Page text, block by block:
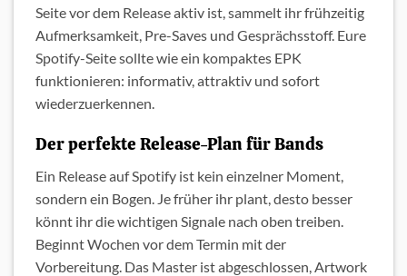
Seite vor dem Release aktiv ist, sammelt ihr frühzeitig
Aufmerksamkeit, Pre-Saves und Gesprächsstoff. Eure
Spotify-Seite sollte wie ein kompaktes EPK
funktionieren: informativ, attraktiv und sofort
wiederzuerkennen.
Der perfekte Release-Plan für Bands
Ein Release auf Spotify ist kein einzelner Moment,
sondern ein Bogen. Je früher ihr plant, desto besser
könnt ihr die wichtigen Signale nach oben treiben.
Beginnt Wochen vor dem Termin mit der
Vorbereitung. Das Master ist abgeschlossen, Artwork